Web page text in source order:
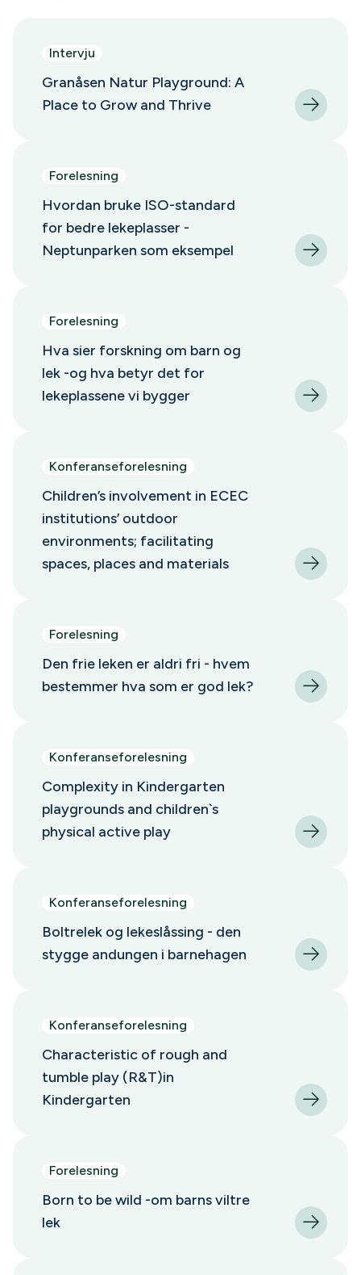
Intervju
Granåsen Natur Playground: A
Place to Grow and Thrive
Forelesning
Hvordan bruke ISO-standard
for bedre lekeplasser -
Neptunparken som eksempel
Forelesning
Hva sier forskning om barn og
lek -og hva betyr det for
lekeplassene vi bygger
Konferanseforelesning
Children’s involvement in ECEC
institutions’ outdoor
environments; facilitating
spaces, places and materials
Forelesning
Den frie leken er aldri fri - hvem
bestemmer hva som er god lek?
Konferanseforelesning
Complexity in Kindergarten
playgrounds and children`s
physical active play
Konferanseforelesning
Boltrelek og lekeslåssing - den
stygge andungen i barnehagen
Konferanseforelesning
Characteristic of rough and
tumble play (R&T)in
Kindergarten
Forelesning
Born to be wild -om barns viltre
lek